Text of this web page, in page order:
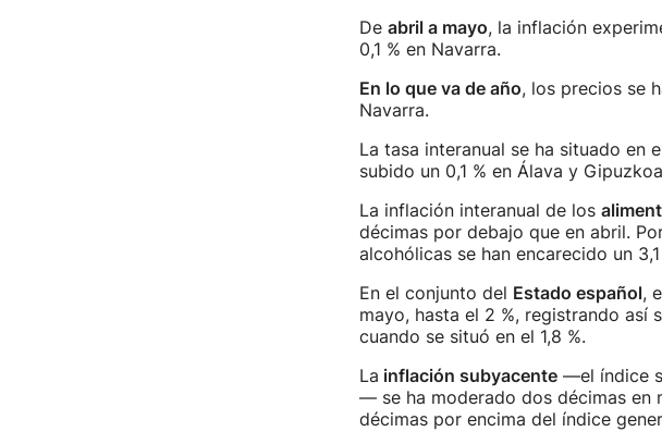
De abril a mayo, la inflación
0,1 % en Navarra.
En lo que va de año, los precios se
Navarra.
La tasa interanual se ha situado en
subido un 0,1 % en Álava y
La inflación interanual de los
décimas por debajo que en abril.
alcohólicas se han encarecido un
En el conjunto del Estado español,
mayo, hasta el 2 %, registrando así
cuando se situó en el 1,8 %.
La inflación subyacente—el índice
— se ha moderado dos décimas en
décimas por encima del índice